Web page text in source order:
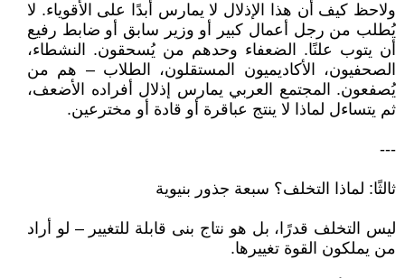
ولاحظ كيف أن هذا الإذلال لا يمارس أبدًا على الأقوياء. لا
يُطلب من رجل أعمال كبير أو وزير سابق أو ضابط رفيع
أن يتوب علنًا. الضعفاء وحدهم من يُسحقون. النشطاء،
الصحفيون، الأكاديميون المستقلون، الطلاب – هم من
يُصفعون. المجتمع العربي يمارس إذلال أفراده الأضعف،
ثم يتساءل لماذا لا ينتج عباقرة أو قادة أو مخترعين.
---
ثالثًا: لماذا التخلف؟ سبعة جذور بنيوية
ليس التخلف قدرًا، بل هو نتاج بنى قابلة للتغيير – لو أراد
من يملكون القوة تغييرها.